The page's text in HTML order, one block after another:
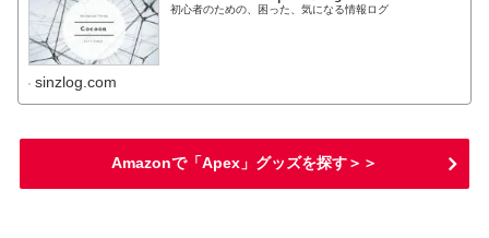
初心者のための、困った、気になる情報ログ
sinzlog.com
Amazonで「Apex」グッズを探す＞＞